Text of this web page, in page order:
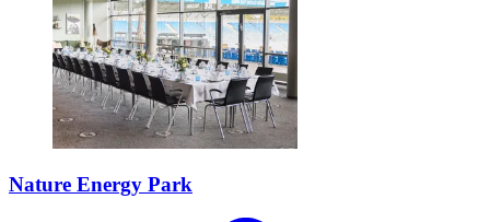
Nature Energy Park